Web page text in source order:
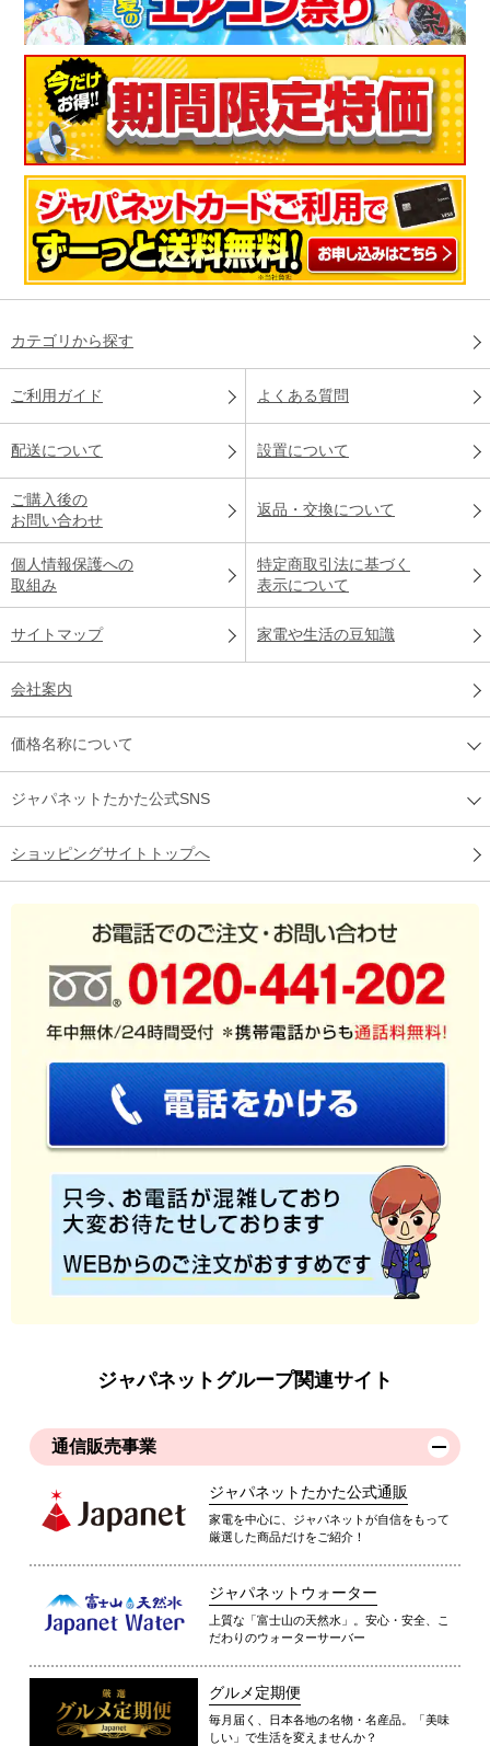
カテゴリから探す
ご利用ガイド よくある質問
配送について 設置について
ご購入後の
お問い合わせ
返品・交換について
個人情報保護への
取組み
特定商取引法に基づく
表示について
サイトマップ 家電や生活の豆知識
会社案内
価格名称について
ジャパネットたかた公式SNS
ショッピングサイトトップへ
ジャパネットグループ関連サイト
通信販売事業
ジャパネットたかた公式通販
家電を中心に、ジャパネットが自信をもって
厳選した商品だけをご紹介！
ジャパネットウォーター
上質な「富士山の天然水」。安心・安全、こ
だわりのウォーターサーバー
グルメ定期便
毎月届く、日本各地の名物・名産品。「美味
しい」で生活を変えませんか？